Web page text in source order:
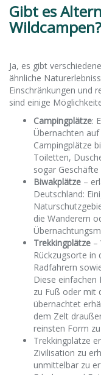
Gibt es
Wildcampen?
Ja, es gibt
ähnliche
Einschränkungen und
sind einige
Campingplätze:
Übernachten
Campingplätze
Toiletten,
sogar
Biwakplätze –
Deutschland:
die Wanderern
Trekkingplätze –
Rückzugsorte in
Radfahrern
Diese einfachen
zu Fuß oder mit
übernachtet
dem Zelt
reinsten Form
Trekkingplätze
Zivilisation zu
unmittelbar zu